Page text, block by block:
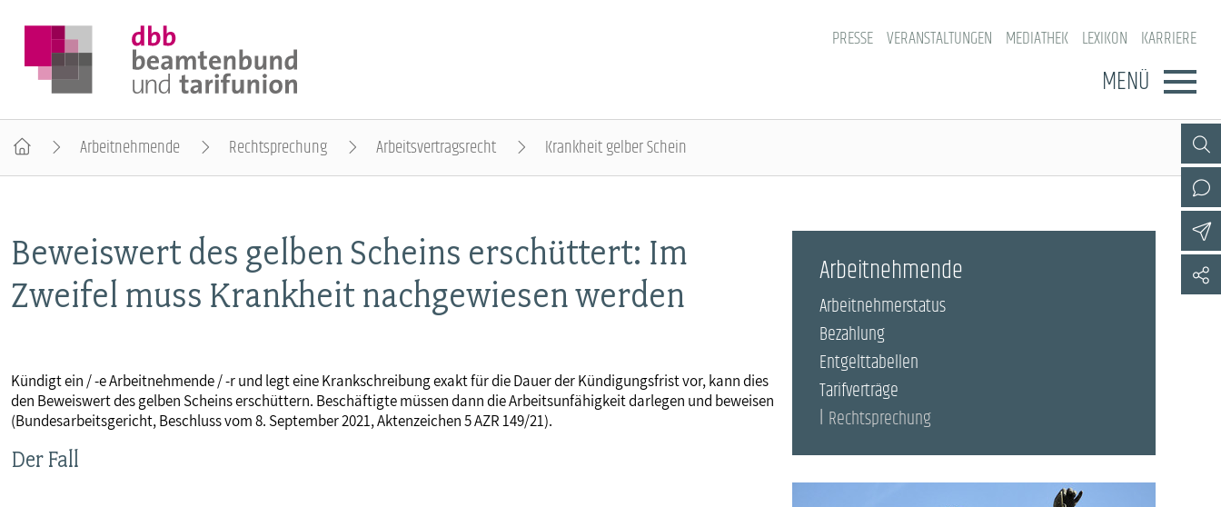
PRESSE VERANSTALTUNGEN MEDIATHEK LEXIKON KARRIERE
MENÜ
Gremien
Mitgliedsgewerkschaften
BEAMTINNEN & BEAMTE
Status & Dienstrecht
Besoldungstabellen
Versorgung
Arbeitnehmerstatus
Entgelttabellen
Tarifverträge
POLITIK & POSITIONEN
Arbeit & Wirtschaft
Soziales & Gesundheit
Bildung
MITBESTIMMUNG
Personalrat & JAV
Schwerbehindertenvertretung
Rechtsschutz
Vorteilswelt
Akademie
Arbeitnehmende Rechtsprechung Arbeitsvertragsrecht Krankheit gelber Schein
Beweiswert des gelben Scheins erschüttert: Im
Zweifel muss Krankheit nachgewiesen werden
Kündigt ein / -e Arbeitnehmende / -r und legt eine Krankschreibung exakt für die Dauer der Kündigungsfrist vor, kann dies
den Beweiswert des gelben Scheins erschüttern. Beschäftigte müssen dann die Arbeitsunfähigkeit darlegen und beweisen
(Bundesarbeitsgericht, Beschluss vom 8. September 2021, Aktenzeichen 5 AZR 149/21).
Der Fall
Arbeitnehmende
Arbeitnehmerstatus
Bezahlung
Entgelttabellen
Tarifverträge
Rechtsprechung